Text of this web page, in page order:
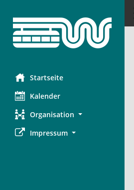
Startseite
Kalender
Organisation
Impressum